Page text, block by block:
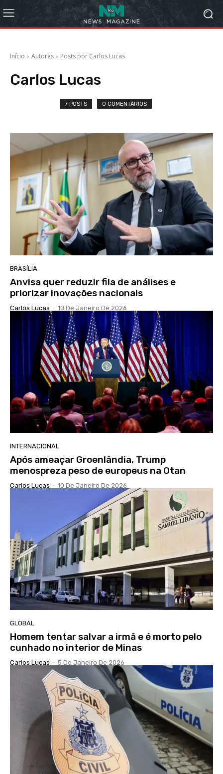
Início Autores Posts por Carlos Lucas
Carlos Lucas
7 POSTS 0 COMENTÁRIOS
BRASÍLIA
Anvisa quer reduzir fila de análises e
priorizar inovações nacionais
Carlos Lucas - 10 De Janeiro De 2026
INTERNACIONAL
Após ameaçar Groenlândia, Trump
menospreza peso de europeus na Otan
Carlos Lucas - 10 De Janeiro De 2026
GLOBAL
Homem tentar salvar a irmã e é morto pelo
cunhado no interior de Minas
Carlos Lucas - 5 De Janeiro De 2026